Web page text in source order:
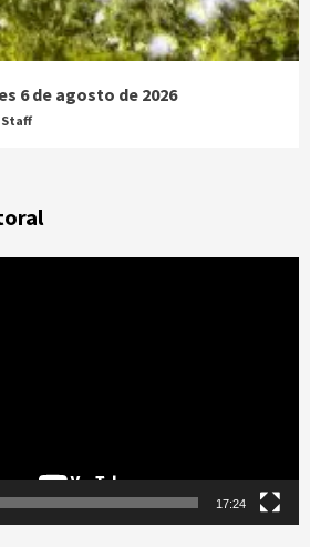
6 de agosto de 2026
17:24